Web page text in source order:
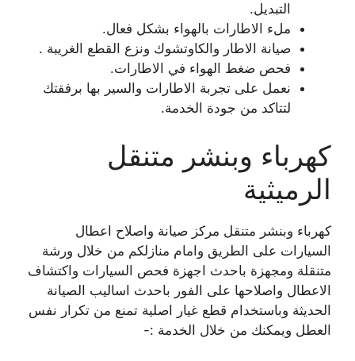
التبديل.
ملء الاطارات بالهواء بشكل فعال.
صيانة الاطار والكاوتشوك ونزع القطع الغريبة .
فحص ضغط الهواء في الاطارات.
نعمل على تجربة الاطارات والسير بها برفقتك
لتتاكد من جودة الخدمة.
كهرباء وبنشر متنقل
الرميثية
كهرباء وبنشر متنقل مركز صيانة واصلاح اعطال
السيارات على الطريق وامام منازلكم من خلال ورشة
متنقلة ومجهزة باحدث اجهزة فحص السيارات واكتشاف
الاعطال واصلاحها على الفور باحدث اساليب الصيانة
الحديثة وباستخدام قطع غيار اصلية تمنع من تكرار نفس
العطل ويمكنك من خلال الخدمة :-